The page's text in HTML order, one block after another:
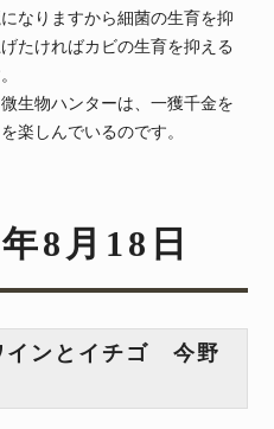
なりますから細菌の生育を抑
たければカビの生育を抑える
生物ハンターは、一獲千金を
楽しんでいるのです。
8月18日
インとイチゴ 今野